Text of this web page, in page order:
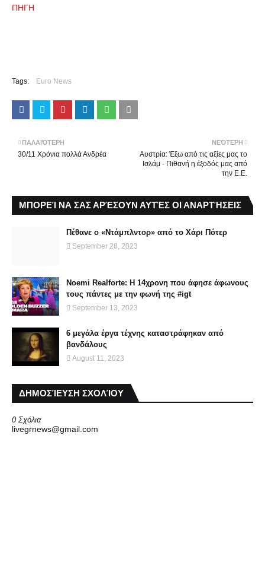
ΠΗΓΗ
Tags: Euro News
ΝΕΌΤΕΡΗ
Αυστρία: Έξω από τις αξίες μας το
Ισλάμ - Πιθανή η έξοδός μας από
την Ε.Ε.
ΠΑΛΑΙΌΤΕΡΗ
30/11 Χρόνια πολλά Ανδρέα
ΜΠΟΡΕΊ ΝΑ ΣΑΣ ΑΡΈΣΟΥΝ ΑΥΤΈΣ ΟΙ ΑΝΑΡΤΉΣΕΙΣ
Πέθανε ο «Ντάμπλντορ» από το Χάρι Πότερ
September 28, 2023
Noemi Realforte: Η 14χρονη που άφησε άφωνους
τους πάντες με την φωνή της #igt
September 13, 2023
6 μεγάλα έργα τέχνης καταστράφηκαν από
βανδάλους
August 11, 2023
ΔΗΜΟΣΊΕΥΣΗ ΣΧΟΛΊΟΥ
0 Σχόλια
livegrnews@gmail.com